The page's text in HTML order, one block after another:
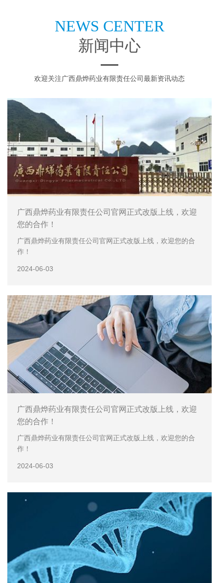
NEWS CENTER
新闻中心
欢迎关注广西鼎烨药业有限责任公司最新资讯动态
广西鼎烨药业有限责任公司官网正式改版上线，欢迎
您的合作！
广西鼎烨药业有限责任公司官网正式改版上线，欢迎您的合
作！
2024-06-03
广西鼎烨药业有限责任公司官网正式改版上线，欢迎
您的合作！
广西鼎烨药业有限责任公司官网正式改版上线，欢迎您的合
作！
2024-06-03